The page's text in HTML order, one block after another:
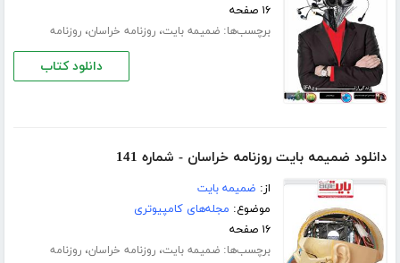
۱۶ صفحه
برچسب‌ها:ضمیمه بایت،روزنامه خراسان،روزنامه
دانلود کتاب
دانلود ضمیمه بایت روزنامه خراسان - شماره 141
از: ضمیمه بایت
موضوع: مجله‌های کامپیوتری
۱۶ صفحه
برچسب‌ها:ضمیمه بایت،روزنامه خراسان،روزنامه